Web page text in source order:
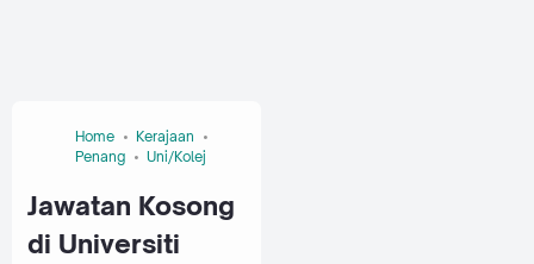
Home
Kerajaan
Penang
Uni/Kolej
Jawatan Kosong
di Universiti